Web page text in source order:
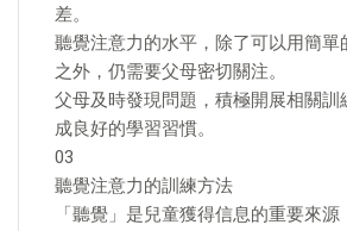
差。
聽覺注意力的水平，除了可以用簡單
之外，仍需要父母密切關注。
父母及時發現問題，積極開展相關訓
成良好的學習習慣。
03
聽覺注意力的訓練方法
「聽覺」是兒童獲得信息的重要來源